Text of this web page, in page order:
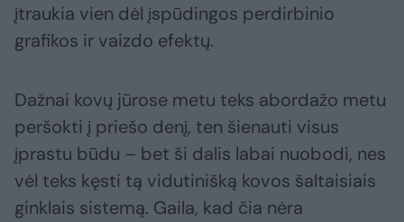
įtraukia vien dėl įspūdingos perdirbinio
grafikos ir vaizdo efektų.
Dažnai kovų jūrose metu teks abordažo metu
peršokti į priešo denį, ten šienauti visus
įprastu būdu – bet ši dalis labai nuobodi, nes
vėl teks kęsti tą vidutinišką kovos šaltaisiais
ginklais sistemą. Gaila, kad čia nėra